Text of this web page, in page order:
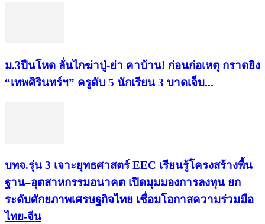
ม.3ปืนโหด ลั่นไกฆ่าปู่-ย่า คาบ้าน! ก่อนก่อเหตุ กราดยิง
“เทพศิรินทร์ฯ” ครูดับ 5 นักเรียน 3 บาดเจ็บ...
บทจ.รุ่น 3 เจาะยุทธศาสตร์ EEC เรียนรู้โครงสร้างพื้น
ฐาน–อุตสาหกรรมอนาคต เปิดมุมมองการลงทุน ยก
ระดับศักยภาพเศรษฐกิจไทย เชื่อมโอกาสความร่วมมือ
ไทย-จีน